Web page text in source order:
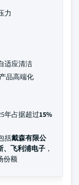
力
适应清洁
品高端化
年占据超过15%
括戴森有限公
、飞利浦电子 ，
份额